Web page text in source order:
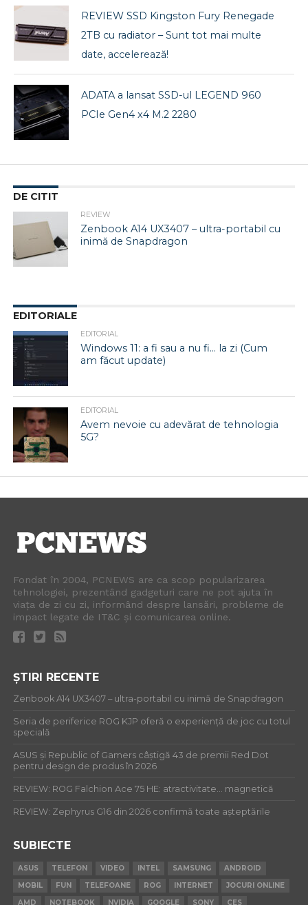
REVIEW SSD Kingston Fury Renegade
2TB cu radiator – Sunt tot mai multe
date, accelerează!
ADATA a lansat SSD-ul LEGEND 960
PCIe Gen4 x4 M.2 2280
DE CITIT
REVIEW
Zenbook A14 UX3407 – ultra-portabil cu
inimă de Snapdragon
EDITORIALE
EDITORIAL
Windows 11: a fi sau a nu fi… la zi (Cum
am făcut update)
EDITORIAL
Avem nevoie cu adevărat de tehnologia
5G?
Fondat în 2004, PCNEWS are ca scop popularizarea
tehnologiei, prezentând gadgeturi care ne pot ajuta în
viața de zi cu zi, informând despre lansări, probleme de
impact legate de IT&C și comunicarea online.
ȘTIRI RECENTE
Zenbook A14 UX3407 – ultra-portabil cu inimă de Snapdragon
Seria de periferice ROG KJP oferă o experiență de joc cu totul
specială
ASUS și Republic of Gamers câștigă 43 de premii Red Dot
pentru design de produs în 2026
REVIEW: ROG Falchion Ace 75 HE: atractivitate… magnetică
REVIEW: Zephyrus G16 din 2026 confirmă toate așteptările
SUBIECTE
ASUS TELEFON VIDEO INTEL SAMSUNG
ANDROID
MOBIL
FUN TELEFOANE ROG INTERNET
JOCURI ONLINE
AMD
NOTEBOOK NVIDIA GOOGLE SONY CES